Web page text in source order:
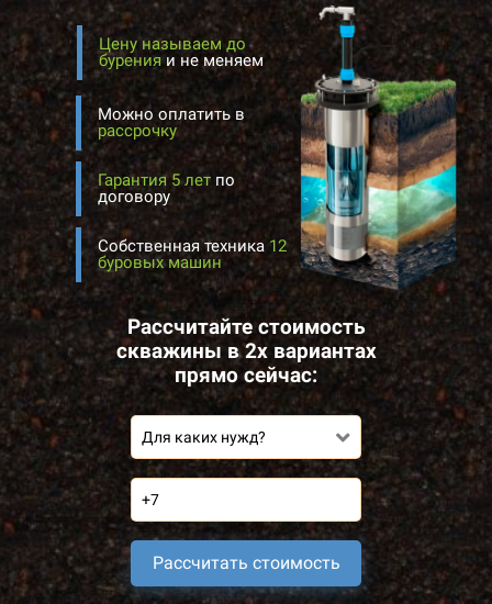
Цену называем до
буренияи не меняем
Собственная техника 12
буровых машин
Можно оплатить в
рассрочку
Рассчитайте стоимость
скважины в 2х вариантах
прямо сейчас:
Для каких нужд?
Рассчитать стоимость
Гарантия 5 лет по
договору